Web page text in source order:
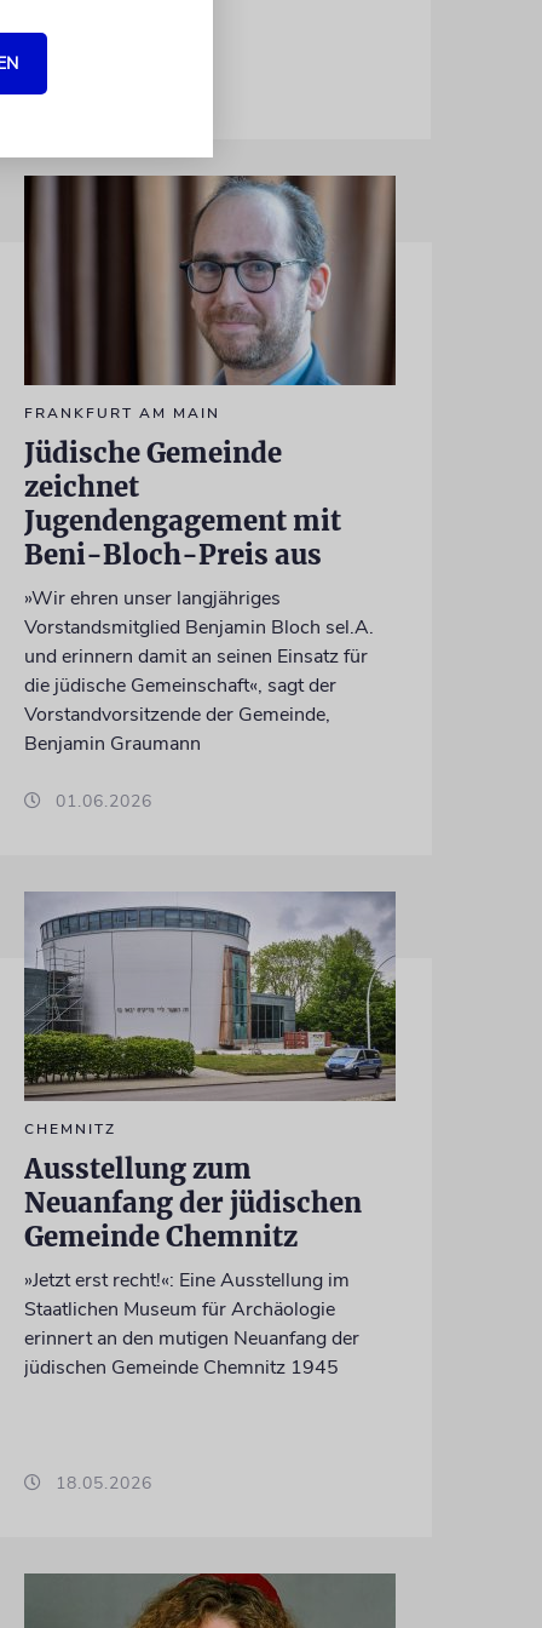
FRANKFURT AM MAIN
Jüdische Gemeinde
zeichnet
Jugendengagement mit
Beni-Bloch-Preis aus
»Wir ehren unser langjähriges
Vorstandsmitglied Benjamin Bloch sel.A.
und erinnern damit an seinen Einsatz für
die jüdische Gemeinschaft«, sagt der
Vorstandvorsitzende der Gemeinde,
Benjamin Graumann
01.06.2026
CHEMNITZ
Ausstellung zum
Neuanfang der jüdischen
Gemeinde Chemnitz
»Jetzt erst recht!«: Eine Ausstellung im
Staatlichen Museum für Archäologie
erinnert an den mutigen Neuanfang der
jüdischen Gemeinde Chemnitz 1945
18.05.2026